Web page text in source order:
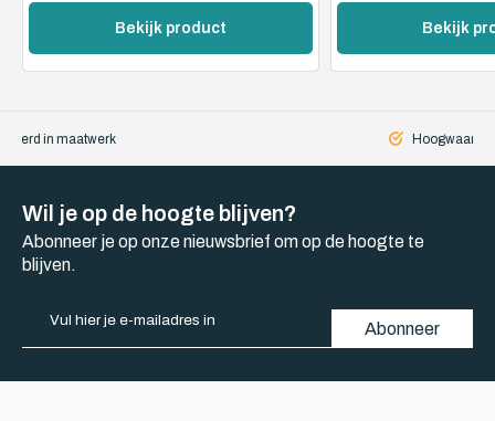
Bekijk product Bekijk
in maatwerk
Wil je op de hoogte blijven?
Abonneer je op onze nieuwsbrief om op de hoogte te
blijven.
Abonneer